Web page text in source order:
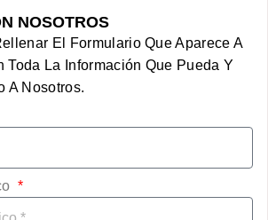
NOSOTROS
El Formulario Que Aparece A
Toda La Información Que Pueda Y
A Nosotros.